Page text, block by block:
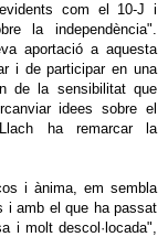
com el 10-J i
la independència".
aportació a aquesta
i de participar en una
de la sensibilitat que
idees sobre el
ha remarcar la
i ànima, em sembla
i amb el que ha passat
i molt descol·locada",